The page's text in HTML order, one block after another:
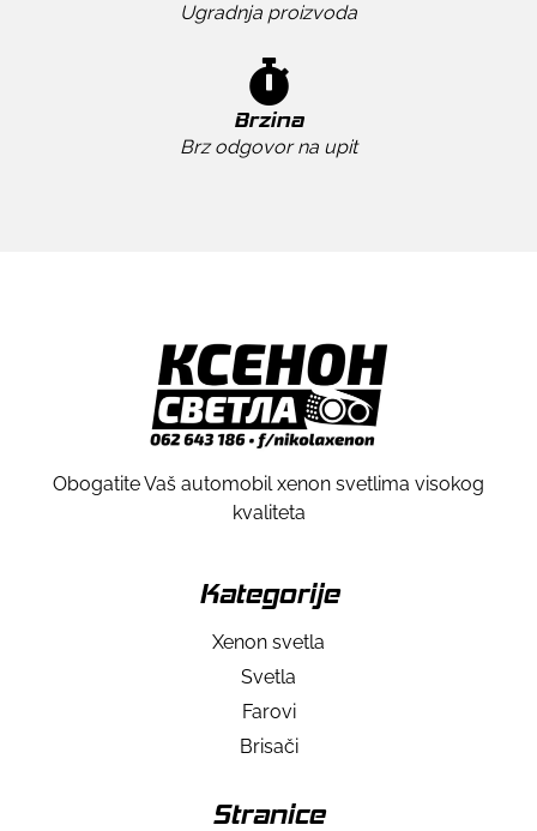
Ugradnja proizvoda
Brzina
Brz odgovor na upit
Obogatite Vaš automobil xenon svetlima visokog
kvaliteta
Kategorije
Xenon svetla
Svetla
Farovi
Brisači
Stranice